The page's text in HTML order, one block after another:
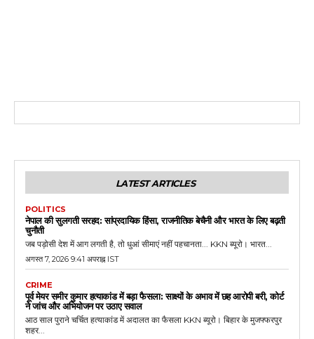
LATEST ARTICLES
POLITICS
नेपाल की सुलगती सरहद: सांप्रदायिक हिंसा, राजनीतिक बेचैनी और भारत के लिए बढ़ती
चुनौती
जब पड़ोसी देश में आग लगती है, तो धुआं सीमाएं नहीं पहचानता... KKN ब्यूरो। भारत...
अगस्त 7, 2026 9:41 अपराह्न IST
CRIME
पूर्व मेयर समीर कुमार हत्याकांड में बड़ा फैसला: साक्ष्यों के अभाव में छह आरोपी बरी, कोर्ट
ने जांच और अभियोजन पर उठाए सवाल
आठ साल पुराने चर्चित हत्याकांड में अदालत का फैसला KKN ब्यूरो। बिहार के मुजफ्फरपुर
शहर...